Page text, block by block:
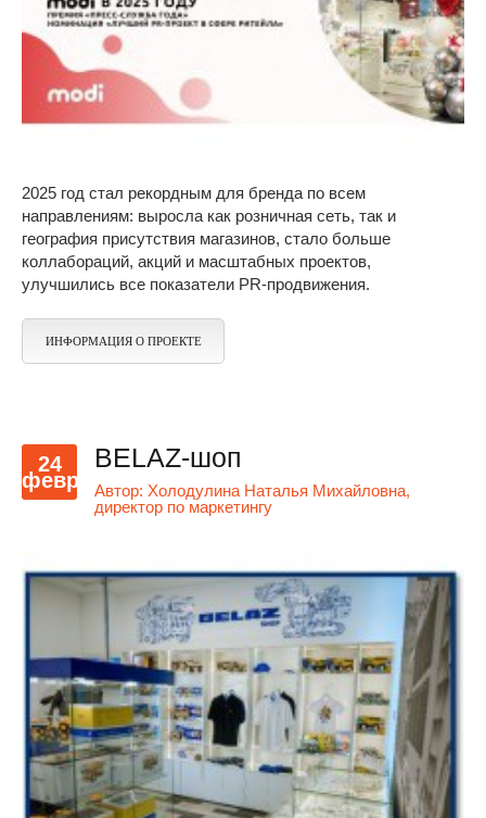
2025 год стал рекордным для бренда по всем
направлениям: выросла как розничная сеть, так и
география присутствия магазинов, стало больше
коллабораций, акций и масштабных проектов,
улучшились все показатели PR-продвижения.
ИНФОРМАЦИЯ О ПРОЕКТЕ
24
февр
BELAZ-шоп
Автор: Холодулина Наталья Михайловна,
директор по маркетингу